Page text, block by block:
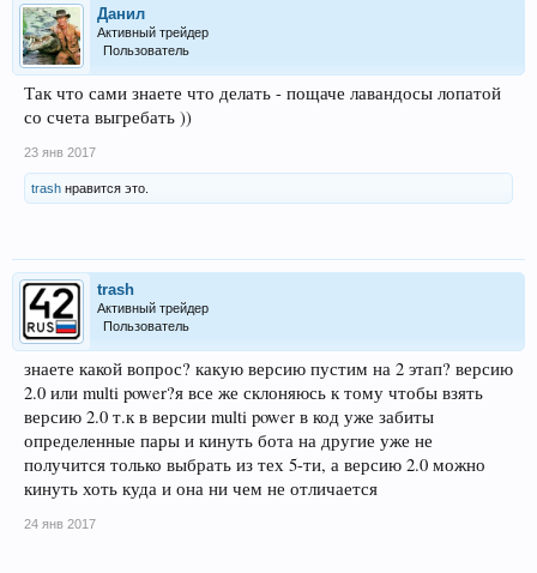
Данил
Активный трейдер
Пользователь
Так что сами знаете что делать - пощаче лавандосы лопатой
со счета выгребать ))
23 янв 2017
trash нравится это.
trash
Активный трейдер
Пользователь
знаете какой вопрос? какую версию пустим на 2 этап? версию
2.0 или multi power?я все же склоняюсь к тому чтобы взять
версию 2.0 т.к в версии multi power в код уже забиты
определенные пары и кинуть бота на другие уже не
получится только выбрать из тех 5-ти, а версию 2.0 можно
кинуть хоть куда и она ни чем не отличается
24 янв 2017